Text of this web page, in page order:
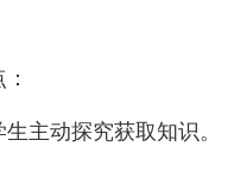
生主动探究获取知识。